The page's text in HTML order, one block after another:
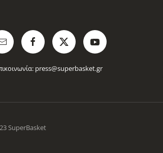
press@superbasket.gr
SuperBasket